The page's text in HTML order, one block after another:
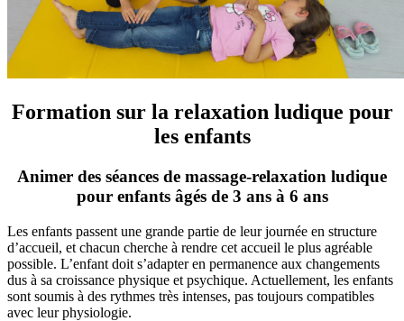
Formation sur la relaxation ludique pour
les enfants
Animer des séances de massage-relaxation ludique
pour enfants âgés de 3 ans à 6 ans
Les enfants passent une grande partie de leur journée en structure
d’accueil, et chacun cherche à rendre cet accueil le plus agréable
possible. L’enfant doit s’adapter en permanence aux changements
dus à sa croissance physique et psychique. Actuellement, les enfants
sont soumis à des rythmes très intenses, pas toujours compatibles
avec leur physiologie.